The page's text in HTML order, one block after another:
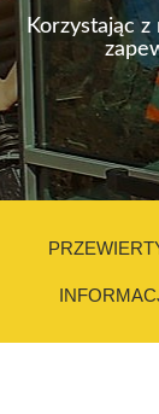
Korzystając